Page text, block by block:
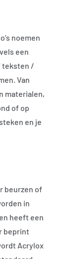
noemen
een
teksten /
Van
materialen,
of op
en je
beurzen of
in
heeft een
beprint
Acrylox